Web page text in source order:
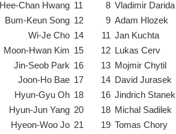
Hee-Chan Hwang 11 8 Vladimir Darida
Bum-Keun Song 12 9 Adam Hlozek
Wi-Je Cho 14 11 Jan Kuchta
Moon-Hwan Kim 15 12
Lukas Cerv
Jin-Seob Park 16 13 Mojmir Chytil
Joon-Ho Bae 17 14 David Jurasek
Hyun-Gyu Oh 18 16 Jindrich Stanek
Hyun-Jun Yang 20 18 Michal Sadilek
Hyeon-Woo Jo 21 19 Tomas Chory